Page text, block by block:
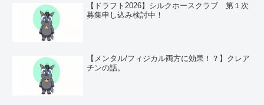
【ドラフト2026】シルクホースクラブ 第１次
募集申し込み検討中！
【メンタル/フィジカル両方に効果！？】クレア
チンの話。